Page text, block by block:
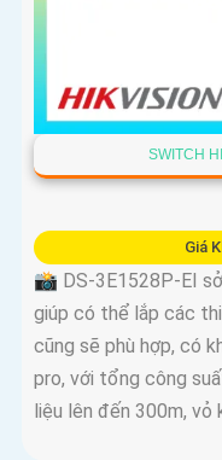
SWITCH
Giá
📸 DS-3E1528P-EI
giúp có thể lắp các
cũng sẽ phù hợp, có
pro, với tổng công
liệu lên đến 300m, vỏ